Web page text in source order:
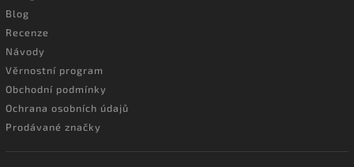
Blog
Recenze
Návody
Věrnostní program
Obchodní podmínky
Ochrana osobních údajů
Prodávané značky